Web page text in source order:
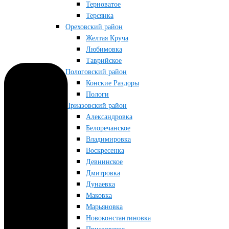
Терноватое
Терсянка
Ореховский район
Желтая Круча
Любимовка
Таврийское
Пологовский район
Конские Раздоры
Пологи
Приазовский район
Александровка
Белоречанское
Владимировка
Воскресенка
Девнинское
Дмитровка
Дунаевка
Маковка
Марьяновка
Новоконстантиновка